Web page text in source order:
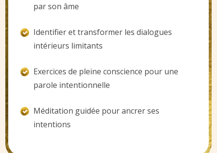
par son âme
Identifier et transformer les dialogues
intérieurs limitants
Exercices de pleine conscience pour une
parole intentionnelle
Méditation guidée pour ancrer ses
intentions